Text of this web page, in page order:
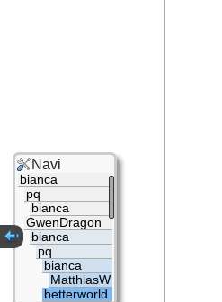
Navi
bianca
pq
bianca
GwenDragon
bianca
pq
bianca
MatthiasW
betterworld